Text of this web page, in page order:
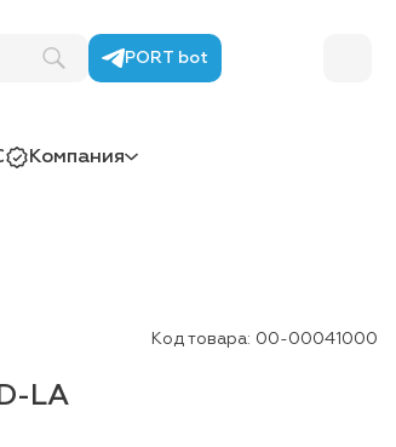
PORT bot
Компания
Код товара: 00-00041000
LA